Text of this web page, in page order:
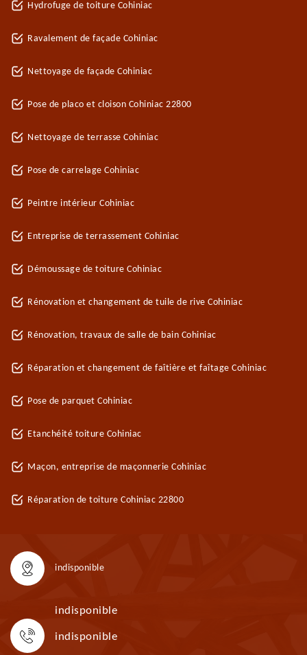
Hydrofuge de toiture Cohiniac
Ravalement de façade Cohiniac
Nettoyage de façade Cohiniac
Pose de placo et cloison Cohiniac 22800
Nettoyage de terrasse Cohiniac
Pose de carrelage Cohiniac
Peintre intérieur Cohiniac
Entreprise de terrassement Cohiniac
Démoussage de toiture Cohiniac
Rénovation et changement de tuile de rive Cohiniac
Rénovation, travaux de salle de bain Cohiniac
Réparation et changement de faîtière et faîtage Cohiniac
Pose de parquet Cohiniac
Etanchéité toiture Cohiniac
Maçon, entreprise de maçonnerie Cohiniac
Réparation de toiture Cohiniac 22800
indisponible
indisponible
indisponible